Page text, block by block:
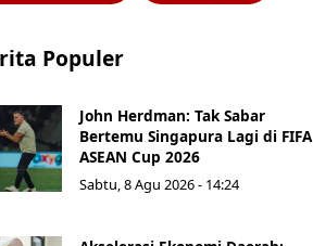
Populer
John Herdman: Tak Sabar
Bertemu Singapura Lagi di FIFA
ASEAN Cup 2026
Sabtu, 8 Agu 2026 - 14:24